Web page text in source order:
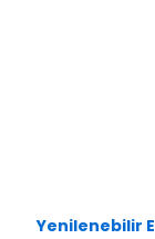
Yenilenebilir